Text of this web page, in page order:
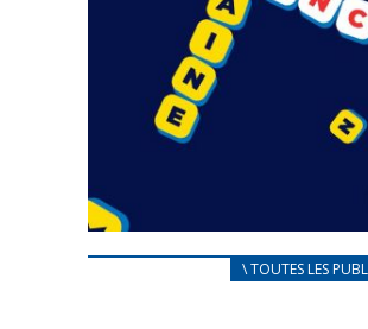
CARNET D’ACCUEIL\ TOUTES LES